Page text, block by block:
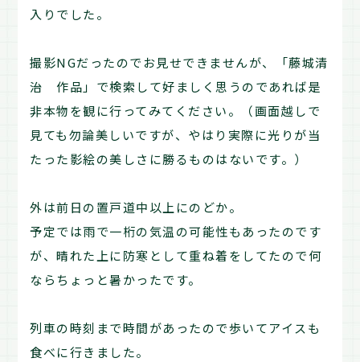
入りでした。
撮影NGだったのでお見せできませんが、「藤城清
治 作品」で検索して好ましく思うのであれば是
非本物を観に行ってみてください。（画面越しで
見ても勿論美しいですが、やはり実際に光りが当
たった影絵の美しさに勝るものはないです。）
外は前日の置戸道中以上にのどか。
予定では雨で一桁の気温の可能性もあったのです
が、晴れた上に防寒として重ね着をしてたので何
ならちょっと暑かったです。
列車の時刻まで時間があったので歩いてアイスも
食べに行きました。